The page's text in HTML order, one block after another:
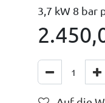
3,7 kW 8 bar